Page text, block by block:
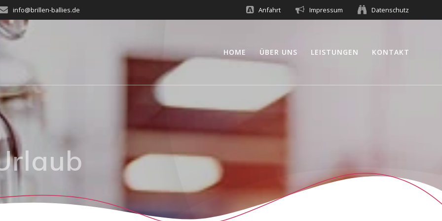
info@brillen-ballies.de Anfahrt Impressum Datenschutz
HOME ÜBER UNS LEISTUNGEN KONTAKT